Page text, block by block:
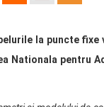
la puncte fixe
Nationala pentru